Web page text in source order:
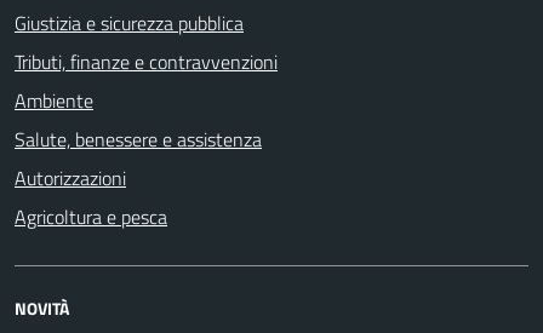
Giustizia e sicurezza pubblica
Tributi, finanze e contravvenzioni
Ambiente
Salute, benessere e assistenza
Autorizzazioni
Agricoltura e pesca
NOVITÀ